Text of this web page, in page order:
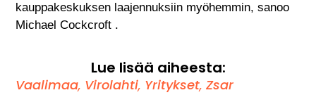
kauppakeskuksen laajennuksiin myöhemmin, sanoo
Michael Cockcroft .
Lue lisää aiheesta:
Vaalimaa, Virolahti, Yritykset,Zsar